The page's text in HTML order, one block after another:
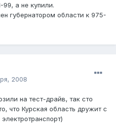
а не купили.
губернатором области к 975-
2008
на тест-драйв, так сто
что Курская область дружит с